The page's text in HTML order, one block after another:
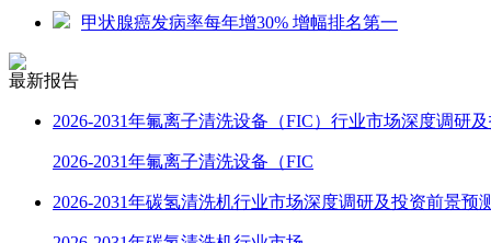
甲状腺癌发病率每年增30% 增幅排名第一
最新报告
2026-2031年氟离子清洗设备（FIC）行业市场深度调研
2026-2031年氟离子清洗设备（FIC
2026-2031年碳氢清洗机行业市场深度调研及投资前景预